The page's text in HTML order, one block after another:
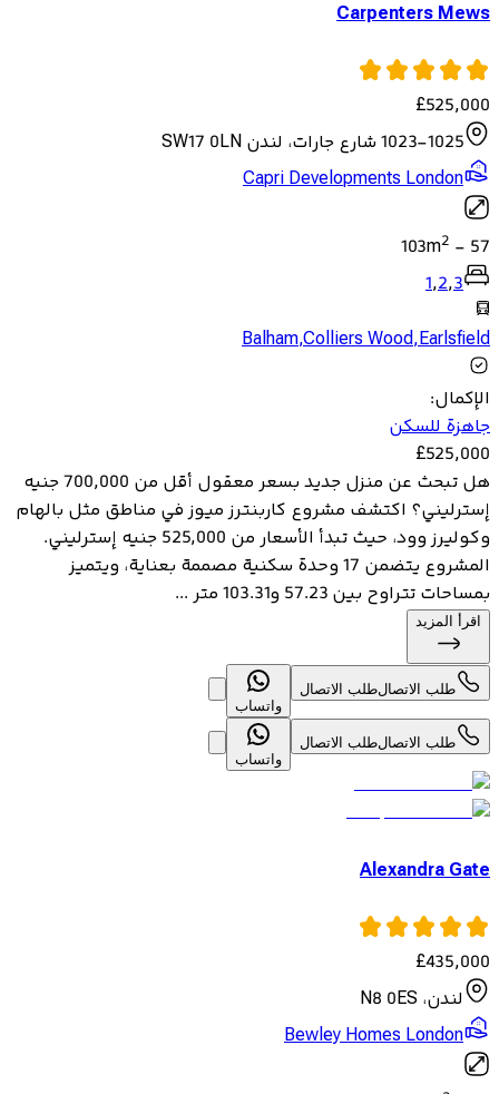
Carpenters Mews
£525,000
1023-1025 شارع جارات، لندن SW17 0LN
Capri Developments London
57
-
103m2
1,2,3
Balham,Colliers Wood,Earlsfield
الإكمال:
جاهزة للسكن
£525,000
هل تبحث عن منزل جديد بسعر معقول أقل من 700,000 جنيه
إسترليني؟ اكتشف مشروع كاربنترز ميوز في مناطق مثل بالهام
وكوليرز وود، حيث تبدأ الأسعار من 525,000 جنيه إسترليني.
المشروع يتضمن 17 وحدة سكنية مصممة بعناية، ويتميز
بمساحات تتراوح بين 57.23 و103.31 متر ...
اقرأ المزيد
طلب الاتصالطلب الاتصال
واتساب
طلب الاتصالطلب الاتصال
واتساب
Alexandra Gate
£435,000
لندن، N8 0ES
Bewley Homes London